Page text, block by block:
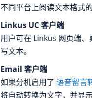
不同平台上阅读文本格式的
Linkus UC 客户端
用户可在 Linkus 网页端
写文本。
Email 客户端
如果分机启用了 语音留言
将自动转换为文字，并显